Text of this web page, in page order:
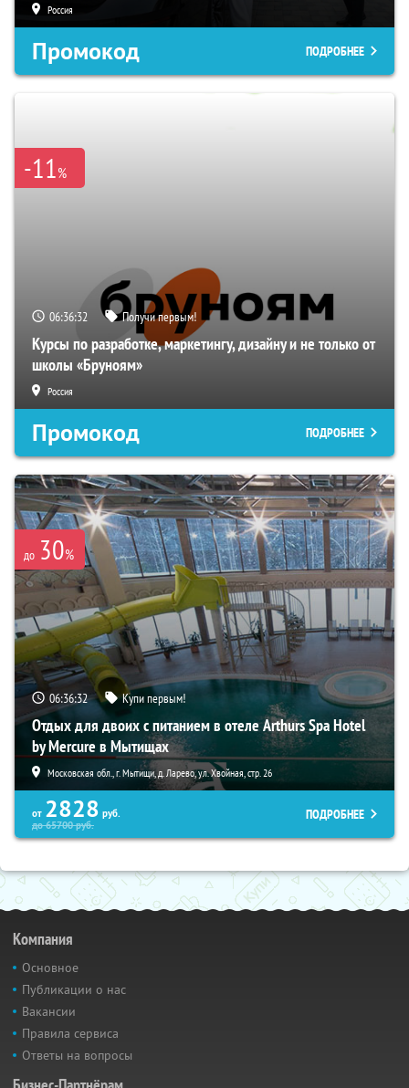
Россия
Промокод ПОДРОБНЕЕ
-11%
06:36:31 Получи первым!
Курсы по разработке, маркетингу, дизайну и не только от
школы «Бруноям»
Россия
Промокод ПОДРОБНЕЕ
до 30%
06:36:31 Купи первым!
Отдых для двоих с питанием в отеле Arthurs Spa Hotel
by Mercure в Мытищах
Московская обл., г. Мытищи, д. Ларево, ул. Хвойная, стр. 26
от 2828 руб.
до65700руб.
ПОДРОБНЕЕ
Компания
Основное
Публикации о нас
Вакансии
Правила сервиса
Ответы на вопросы